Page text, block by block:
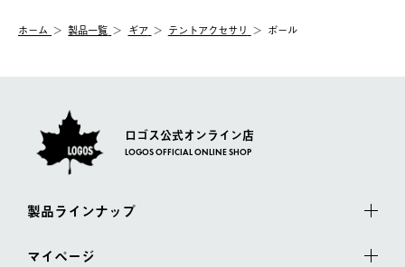
【配送業者】
佐川急便にて配送されます。
一度お手元の商品を返品いただき、ご希望商品を再注文してくだ
ホーム 製品一覧 ギア テントアクセサリ ポール
ロゴス公式オンライン店
LOGOS OFFICIAL ONLINE SHOP
製品ラインナップ
マイページ